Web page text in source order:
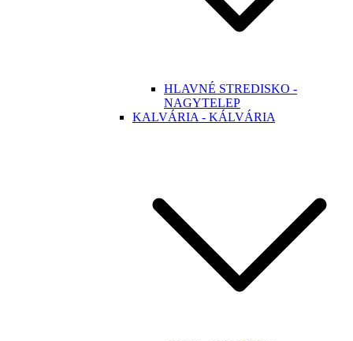
HLAVNÉ STREDISKO -
NAGYTELEP
KALVÁRIA - KÁLVÁRIA